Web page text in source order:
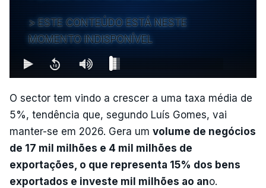
ESTE CONTEÚDO ESTÁ NESTE
MOMENTO INDISPONÍVEL
O sector tem vindo a crescer a uma taxa média de
5%, tendência que, segundo Luís Gomes, vai
manter-se em 2026. Gera um volume de negócios
de 17 mil milhões e 4 mil milhões de
exportações, o que representa 15% dos bens
exportados e investe mil milhões ao ano.